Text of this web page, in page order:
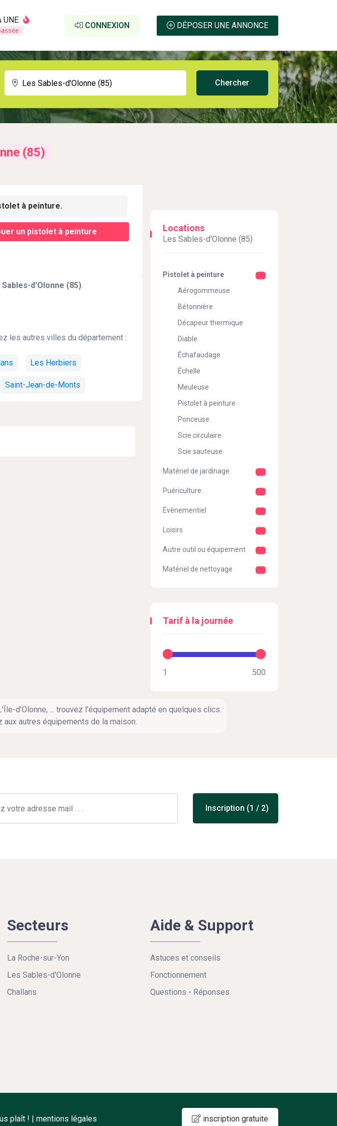
UNE
CONNEXION DÉPOSER UNE ANNONCE
(85)
à peinture.
un pistolet à peinture
d'Olonne (85).
les autres villes du département :
Les Herbiers
Saint-Jean-de-Monts
Locations
Les Sables-d'Olonne (85)
Pistolet à peinture
Aérogommeuse
Bétonnière
Décapeur thermique
Diable
Échafaudage
Échelle
Meuleuse
Pistolet à peinture
Ponceuse
Scie circulaire
Scie sauteuse
Matériel de jardinage
Puériculture
Évènementiel
Loisirs
Autre outil ou équipement
Matériel de nettoyage
Tarif à la journée
d'Olonne, ... trouvez l'équipement adapté en quelques clics.
aux autres équipements de la maison.
Inscription (1 / 2)
Secteurs
La Roche-sur-Yon
Les Sables-d'Olonne
Challans
Aide & Support
Astuces et conseils
Fonctionnement
Questions - Réponses
plaît ! | mentions légales inscription gratuite